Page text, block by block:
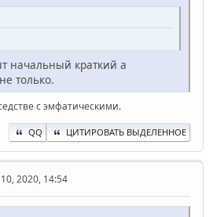
начальный краткий а
только.
с эмфатическими.
QQ ЦИТИРОВАТЬ ВЫДЕЛЕННОЕ
2020, 14:54